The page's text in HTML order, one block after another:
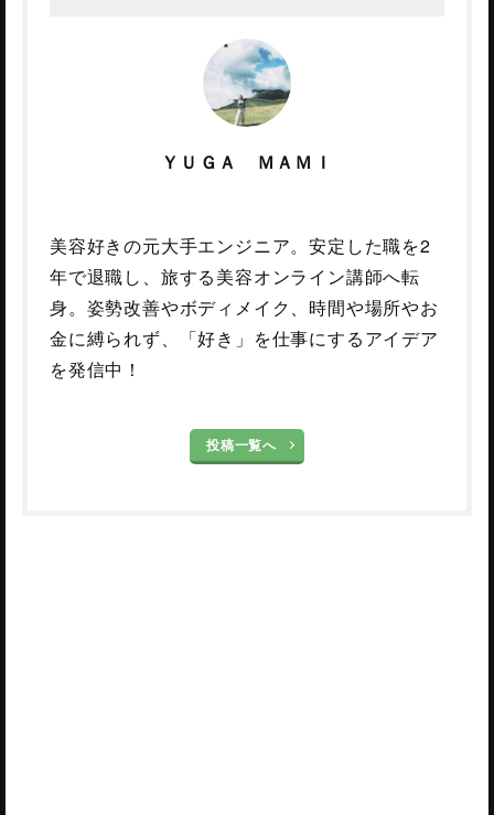
ＹＵＧＡ ＭＡＭＩ
美容好きの元大手エンジニア。安定した職を2
年で退職し、旅する美容オンライン講師へ転
身。姿勢改善やボディメイク、時間や場所やお
金に縛られず、「好き」を仕事にするアイデア
を発信中！
投稿一覧へ